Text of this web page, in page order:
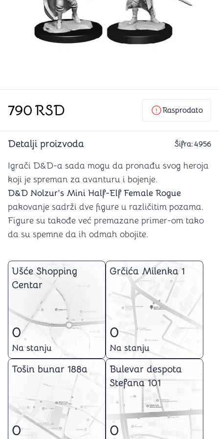
790RSD Rasprodato
Detalji proizvoda Šifra:4956
Igrači D&D-a sada mogu da pronađu svog heroja
koji je spreman za avanturu i bojenje.
D&D Nolzur's Mini Half-Elf Female Rogue
pakovanje sadrži dve figure u različitim pozama.
Figure su takođe već premazane primer-om tako
da su spemne da ih odmah obojite.
Ušće Shopping
Centar
0
Na stanju
Grčića Milenka 1
0
Na stanju
Tošin bunar 188a
0
Bulevar despota
Stefana 101
0